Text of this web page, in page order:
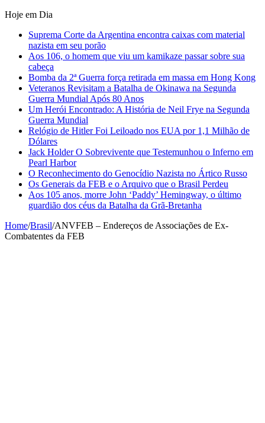
Hoje em Dia
Suprema Corte da Argentina encontra caixas com material
nazista em seu porão
Aos 106, o homem que viu um kamikaze passar sobre sua
cabeça
Bomba da 2ª Guerra força retirada em massa em Hong Kong
Veteranos Revisitam a Batalha de Okinawa na Segunda
Guerra Mundial Após 80 Anos
Um Herói Encontrado: A História de Neil Frye na Segunda
Guerra Mundial
Relógio de Hitler Foi Leiloado nos EUA por 1,1 Milhão de
Dólares
Jack Holder O Sobrevivente que Testemunhou o Inferno em
Pearl Harbor
O Reconhecimento do Genocídio Nazista no Ártico Russo
Os Generais da FEB e o Arquivo que o Brasil Perdeu
Aos 105 anos, morre John ‘Paddy’ Hemingway, o último
guardião dos céus da Batalha da Grã-Bretanha
Home/Brasil/ANVFEB – Endereços de Associações de Ex-
Combatentes da FEB